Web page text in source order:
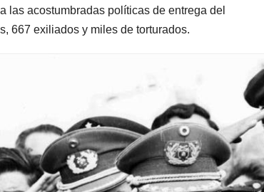
las acostumbradas políticas de entrega del
667 exiliados y miles de torturados.